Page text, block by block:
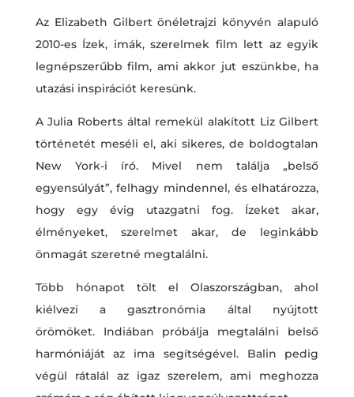
Az Elizabeth Gilbert önéletrajzi könyvén alapuló
2010-es Ízek, imák, szerelmek film lett az egyik
legnépszerűbb film, ami akkor jut eszünkbe, ha
utazási inspirációt keresünk.
A Julia Roberts által remekül alakított Liz Gilbert
történetét meséli el, aki sikeres, de boldogtalan
New York-i író. Mivel nem találja „belső
egyensúlyát”, felhagy mindennel, és elhatározza,
hogy egy évig utazgatni fog. Ízeket akar,
élményeket, szerelmet akar, de leginkább
önmagát szeretné megtalálni.
Több hónapot tölt el Olaszországban, ahol
kiélvezi a gasztronómia által nyújtott
örömöket. Indiában próbálja megtalálni belső
harmóniáját az ima segítségével. Balin pedig
végül rátalál az igaz szerelem, ami meghozza